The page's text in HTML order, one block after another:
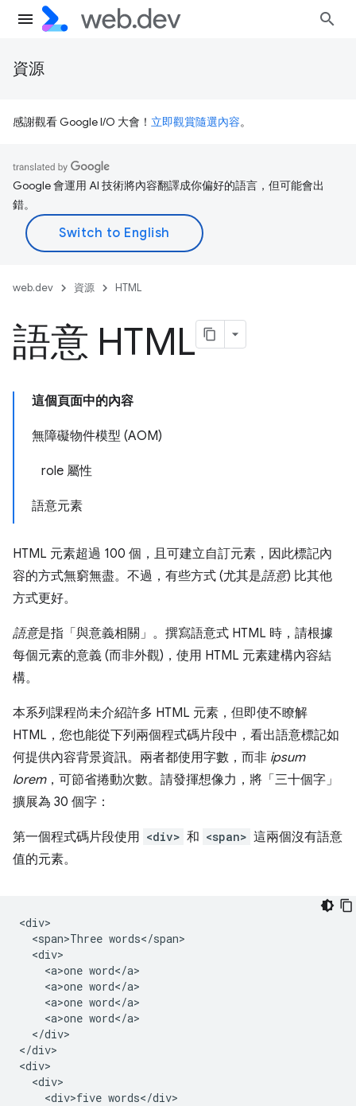
資源
感謝觀看 Google I/O 大會！ 立即觀賞隨選內容。
Google 會運用 AI 技術將內容翻譯成你偏好的語言，但可能會出
錯。
web.dev 資源 HTML
語意 HTML
這個頁面中的內容
無障礙物件模型 (AOM)
role 屬性
語意元素
HTML 元素超過 100 個，且可建立自訂元素，因此標記內
容的方式無窮無盡。不過，有些方式 (尤其是語意) 比其他
方式更好。
語意是指「與意義相關」。撰寫語意式 HTML 時，請根據
每個元素的意義 (而非外觀)，使用 HTML 元素建構內容結
構。
本系列課程尚未介紹許多 HTML 元素，但即使不瞭解
HTML，您也能從下列兩個程式碼片段中，看出語意標記如
何提供內容背景資訊。兩者都使用字數，而非 ipsum
lorem，可節省捲動次數。請發揮想像力，將「三十個字」
擴展為 30 個字：
第一個程式碼片段使用 <div> 和 <span> 這兩個沒有語意
值的元素。
<div>
  <span>Three words</span>
  <div>
    <a>one word</a>
    <a>one word</a>
    <a>one word</a>
    <a>one word</a>
  </div>
</div>
<div>
  <div>
    <div>five words</div>